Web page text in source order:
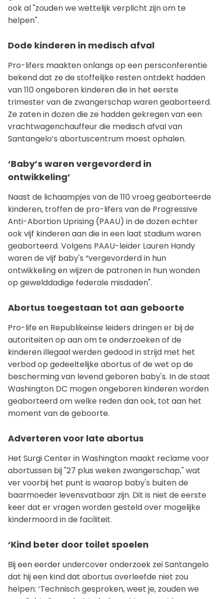
ook al "zouden we wettelijk verplicht zijn om te
helpen".
Dode kinderen in medisch afval
Pro-lifers maakten onlangs op een persconferentie
bekend dat ze de stoffelijke resten ontdekt hadden
van 110 ongeboren kinderen die in het eerste
trimester van de zwangerschap waren geaborteerd.
Ze zaten in dozen die ze hadden gekregen van een
vrachtwagenchauffeur die medisch afval van
Santangelo’s abortuscentrum moest ophalen.
‘Baby’s waren vergevorderd in
ontwikkeling’
Naast de lichaampjes van de 110 vroeg geaborteerde
kinderen, troffen de pro-lifers van de Progressive
Anti-Abortion Uprising (PAAU) in de dozen echter
ook vijf kinderen aan die in een laat stadium waren
geaborteerd. Volgens PAAU-leider Lauren Handy
waren de vijf baby's “vergevorderd in hun
ontwikkeling en wijzen de patronen in hun wonden
op gewelddadige federale misdaden".
Abortus toegestaan tot aan geboorte
Pro-life en Republikeinse leiders dringen er bij de
autoriteiten op aan om te onderzoeken of de
kinderen illegaal werden gedood in strijd met het
verbod op gedeeltelijke abortus of de wet op de
bescherming van levend geboren baby's. In de staat
Washington DC mogen ongeboren kinderen worden
geaborteerd om welke reden dan ook, tot aan het
moment van de geboorte.
Adverteren voor late abortus
Het Surgi Center in Washington maakt reclame voor
abortussen bij "27 plus weken zwangerschap," wat
ver voorbij het punt is waarop baby's buiten de
baarmoeder levensvatbaar zijn. Dit is niet de eerste
keer dat er vragen worden gesteld over mogelijke
kindermoord in de faciliteit.
‘Kind beter door toilet spoelen
Bij een eerder undercover onderzoek zei Santangelo
dat hij een kind dat abortus overleefde niet zou
helpen: ‘Technisch gesproken, weet je, zouden we